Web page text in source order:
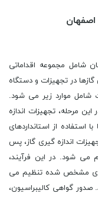
اصفهان
شامل مجموعه اقداماتی
در تجهیزات و دستگاه
شامل موارد زیر می شود.
مرحله، تجهیزات اندازه
استفاده از استانداردهای
اندازه گیری گاز، پس
می شود. در این فرآیند،
مشخص شده تنظیم می
گواهی کالیبراسیون،